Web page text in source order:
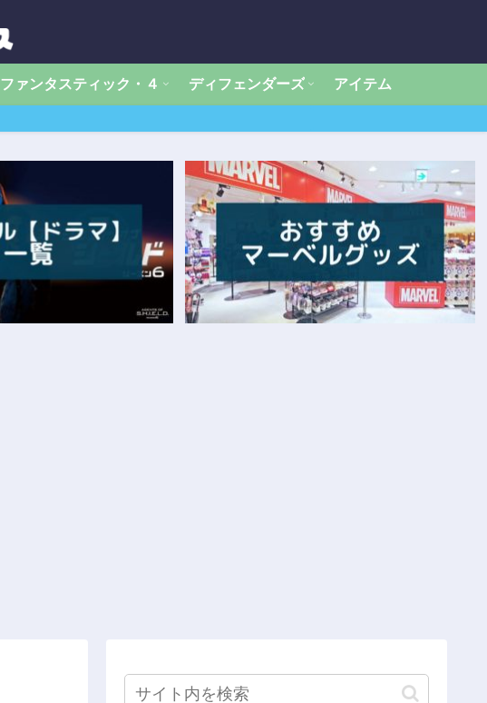
ファンタスティック・４ ディフェンダーズ アイテム